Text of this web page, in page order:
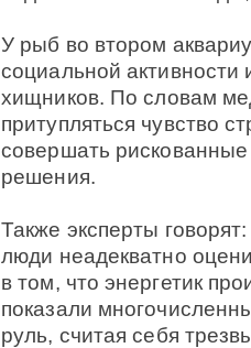
У рыб во втором
социальной активности
хищников. По словам
притупляться чувство
совершать
решения.
Также эксперты
люди неадекватно
в том, что энергетик
показали
руль, считая себя